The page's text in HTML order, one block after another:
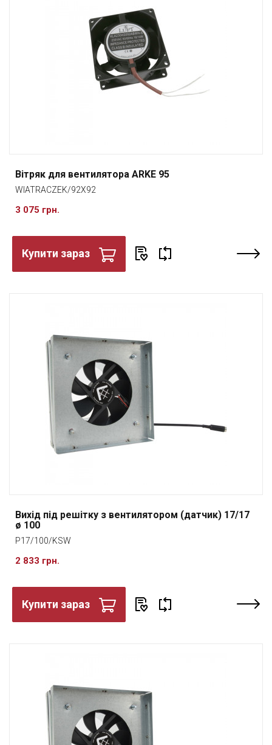
Вітряк для вентилятора ARKE 95
WIATRACZEK/92X92
3 075 грн.
Купити зараз
Вихід під решітку з вентилятором (датчик) 17/17
ø 100
P17/100/KSW
2 833 грн.
Купити зараз